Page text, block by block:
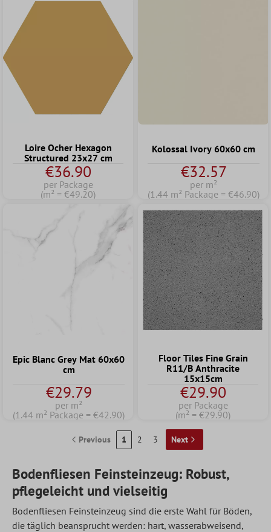
Loire Ocher Hexagon
Structured 23x27 cm
€36.90
per Package
(m² = €49.20)
Kolossal Ivory 60x60 cm
€32.57
per m²
(1.44 m² Package = €46.90)
Epic Blanc Grey Mat 60x60
cm
€29.79
per m²
(1.44 m² Package = €42.90)
Floor Tiles Fine Grain
R11/B Anthracite
15x15cm
€29.90
per Package
(m² = €29.90)
Previous 1 2 3 Next
Bodenfliesen Feinsteinzeug: Robust,
pflegeleicht und vielseitig
Bodenfliesen Feinsteinzeug sind die erste Wahl für Böden,
die täglich beansprucht werden: hart, wasserabweisend,